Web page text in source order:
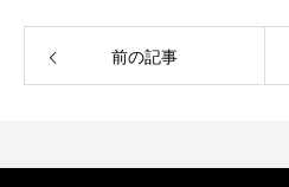
前の記事